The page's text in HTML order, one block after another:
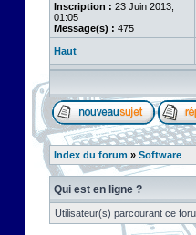
Inscription : 23 Juin 2013,
01:05
Message(s) : 475
Haut
Index du forum » Software
Qui est en ligne ?
Utilisateur(s) parcourant ce